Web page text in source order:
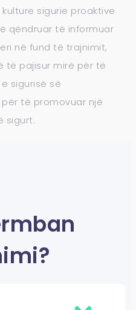
sigurie proaktive
qëndruar të informuar
në fund të trajnimit,
të pajisur mirë për të
sigurisë së
të promovuar një
sigurt.